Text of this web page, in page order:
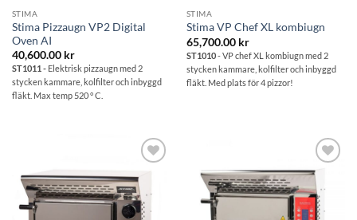
STIMA
Stima Pizzaugn VP2 Digital
Oven AI
40,600.00 kr
ST1011 -Elektrisk pizzaugn med 2
stycken kammare, kolfilter och inbyggd
fläkt. Max temp 520 ° C.
STIMA
Stima VP Chef XL kombiugn
65,700.00 kr
ST1010- VP chef XL kombiugn med 2
stycken kammare, kolfilter och inbyggd
fläkt. Med plats för 4 pizzor!
Lägg till i
önskelistan
Lägg till i
önskelistan